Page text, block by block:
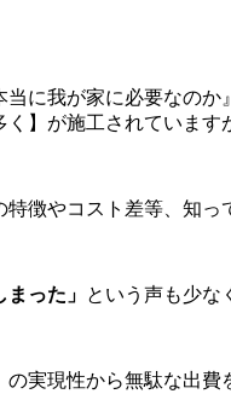
に我が家に必要なの
】が施工されていま
徴やコスト差等、知っ
った」 という声も少な
実現性から無駄な出